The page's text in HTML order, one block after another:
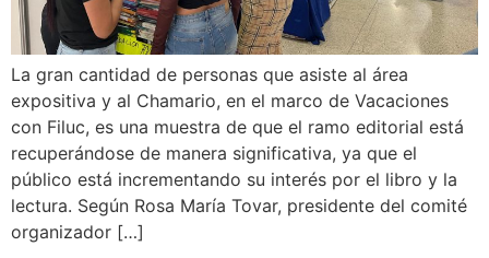
La gran cantidad de personas que asiste al área
expositiva y al Chamario, en el marco de Vacaciones
con Filuc, es una muestra de que el ramo editorial está
recuperándose de manera significativa, ya que el
público está incrementando su interés por el libro y la
lectura. Según Rosa María Tovar, presidente del comité
organizador […]